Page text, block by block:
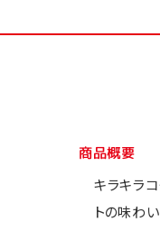
商品概要
キラキラ
トの味わ